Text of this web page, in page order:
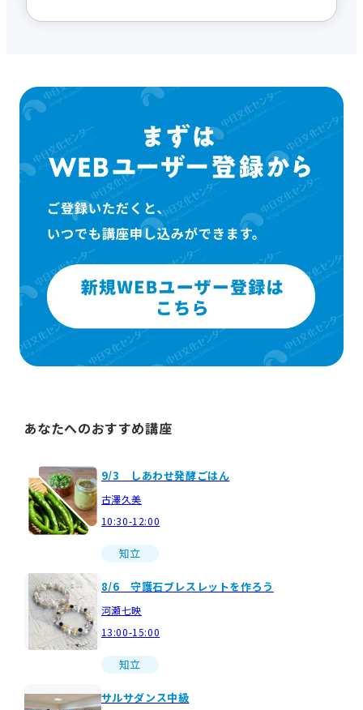
あなたへのおすすめ講座
9/3 しあわせ発酵ごはん
古澤久美
10:30-12:00
知立
8/6 守護石ブレスレットを作ろう
河瀬七映
13:00-15:00
知立
サルサダンス中級